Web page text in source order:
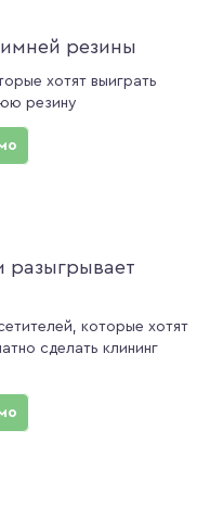
резины
хотят выиграть
резину
разыгрывает
которые хотят
сделать клининг